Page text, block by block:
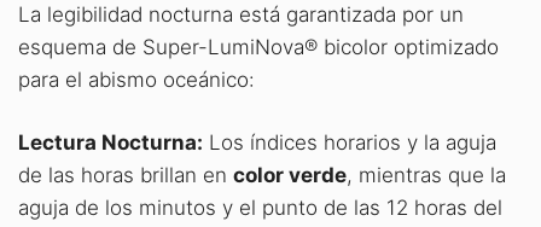
La legibilidad nocturna está garantizada por un
esquema de Super-LumiNova® bicolor optimizado
para el abismo oceánico:
Lectura Nocturna: Los índices horarios y la aguja
de las horas brillan en color verde, mientras que la
aguja de los minutos y el punto de las 12 horas del